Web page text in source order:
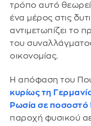
τρόπο αυτό
ένα μέρος στις
αντιμετωπίζει το
του
οικονομίας.
Η απόφαση του
κυρίως τη
Ρωσία σε ποσοστό
παροχή φυσικού